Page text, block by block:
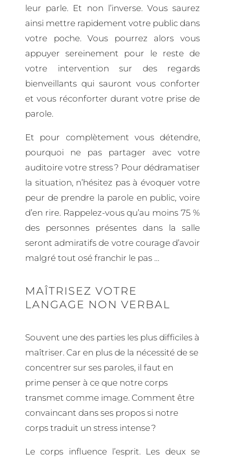
leur parle. Et non l’inverse. Vous saurez
ainsi mettre rapidement votre public dans
votre poche. Vous pourrez alors vous
appuyer sereinement pour le reste de
votre intervention sur des regards
bienveillants qui sauront vous conforter
et vous réconforter durant votre prise de
parole.
Et pour complètement vous détendre,
pourquoi ne pas partager avec votre
auditoire votre stress ? Pour dédramatiser
la situation, n’hésitez pas à évoquer votre
peur de prendre la parole en public, voire
d’en rire. Rappelez-vous qu’au moins 75 %
des personnes présentes dans la salle
seront admiratifs de votre courage d’avoir
malgré tout osé franchir le pas …
MAÎTRISEZ VOTRE
LANGAGE NON VERBAL
Souvent une des parties les plus difficiles à
maîtriser. Car en plus de la nécessité de se
concentrer sur ses paroles, il faut en
prime penser à ce que notre corps
transmet comme image. Comment être
convaincant dans ses propos si notre
corps traduit un stress intense ?
Le corps influence l’esprit. Les deux se